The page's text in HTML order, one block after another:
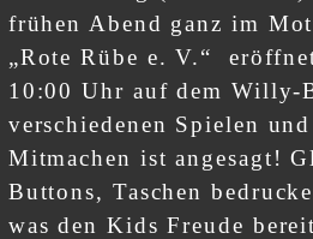
frühen Abend ganz im
„Rote Rübe e. V.“
10:00 Uhr auf dem Willy-
verschiedenen Spielen
Mitmachen ist angesagt!
Buttons, Taschen
was den Kids Freude